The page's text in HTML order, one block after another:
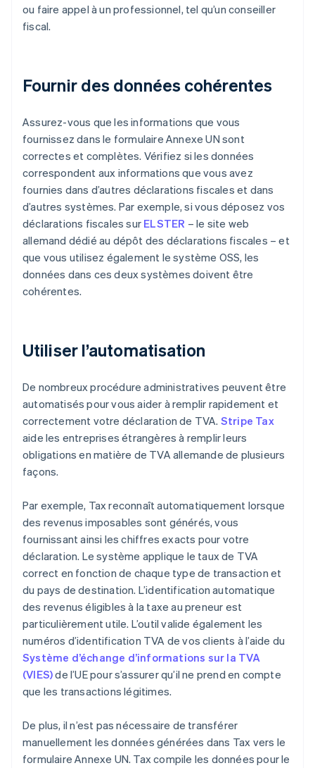
ou faire appel à un professionnel, tel qu’un conseiller
fiscal.
Fournir des données cohérentes
Assurez-vous que les informations que vous
fournissez dans le formulaire Annexe UN sont
correctes et complètes. Vérifiez si les données
correspondent aux informations que vous avez
fournies dans d’autres déclarations fiscales et dans
d’autres systèmes. Par exemple, si vous déposez vos
déclarations fiscales sur ELSTER – le site web
allemand dédié au dépôt des déclarations fiscales – et
que vous utilisez également le système OSS, les
données dans ces deux systèmes doivent être
cohérentes.
Utiliser l’automatisation
De nombreux procédure administratives peuvent être
automatisés pour vous aider à remplir rapidement et
correctement votre déclaration de TVA. Stripe Tax
aide les entreprises étrangères à remplir leurs
obligations en matière de TVA allemande de plusieurs
façons.
Par exemple, Tax reconnaît automatiquement lorsque
des revenus imposables sont générés, vous
fournissant ainsi les chiffres exacts pour votre
déclaration. Le système applique le taux de TVA
correct en fonction de chaque type de transaction et
du pays de destination. L’identification automatique
des revenus éligibles à la taxe au preneur est
particulièrement utile. L’outil valide également les
numéros d’identification TVA de vos clients à l’aide du
Système d’échange d’informations sur la TVA
(VIES)de l’UE pour s’assurer qu’il ne prend en compte
que les transactions légitimes.
De plus, il n’est pas nécessaire de transférer
manuellement les données générées dans Tax vers le
formulaire Annexe UN. Tax compile les données pour le